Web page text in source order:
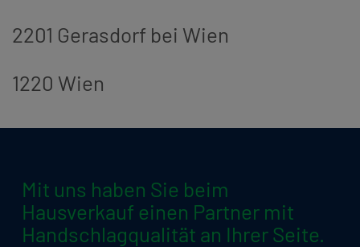
2201 Gerasdorf bei Wien
1220 Wien
Mit uns haben Sie beim
Hausverkauf einen Partner mit
Handschlagqualität an Ihrer Seite.